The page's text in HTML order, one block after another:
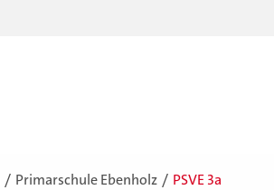
Primarschule Ebenholz PSVE 3a